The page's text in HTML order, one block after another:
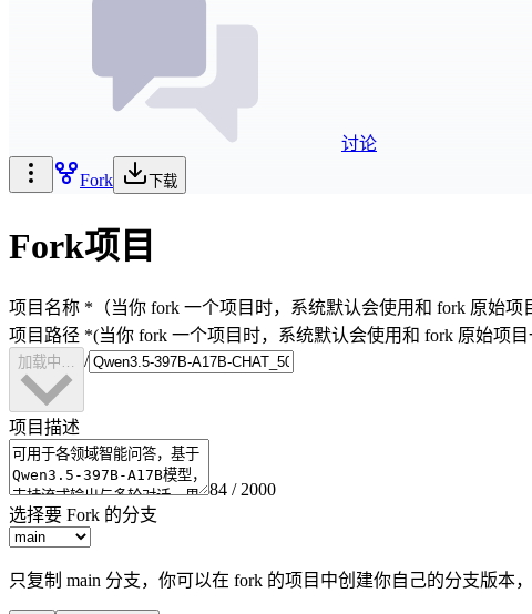
讨论
Fork
下载
Fork项目
项目名称 * （当你 fork 一个项目时，系统默认会使用和 fork 原始
项目路径 *(当你 fork 一个项目时，系统默认会使用和 fork 原始项
加载中… /
项目描述
84 / 2000
选择要 Fork 的分支
只复制 main 分支，你可以在 fork 的项目中创建你自己的分支版本